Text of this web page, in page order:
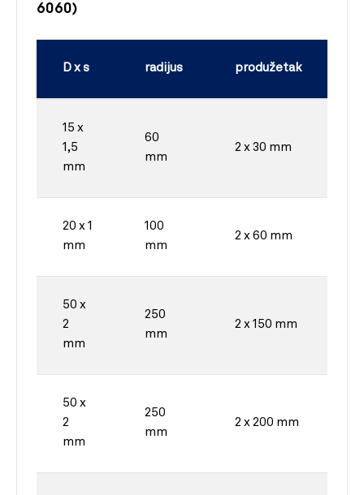
6060)
D x s radijus produžetak
15 x
1,5
mm
60
mm
2 x 30 mm
20 x 1
mm
100
mm
2 x 60 mm
50 x
2
mm
250
mm
2 x 150 mm
50 x
2
mm
250
mm
2 x 200 mm